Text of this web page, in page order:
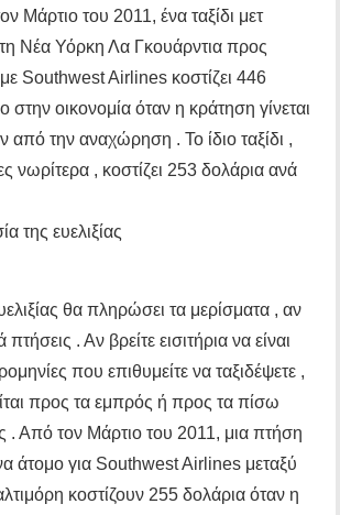
Μάρτιο του 2011, ένα ταξίδι μετ
Νέα Υόρκη Λα Γκουάρντια προς
με Southwest Airlines κοστίζει 446
στην οικονομία όταν η κράτηση γίνεται
από την αναχώρηση . Το ίδιο ταξίδι ,
νωρίτερα , κοστίζει 253 δολάρια ανά
της ευελιξίας
θα πληρώσει τα μερίσματα , αν
. Αν βρείτε εισιτήρια να είναι
που επιθυμείτε να ταξιδέψετε ,
προς τα εμπρός ή προς τα πίσω
. Από τον Μάρτιο του 2011, μια πτήση
άτομο για Southwest Airlines μεταξύ
κοστίζουν 255 δολάρια όταν η